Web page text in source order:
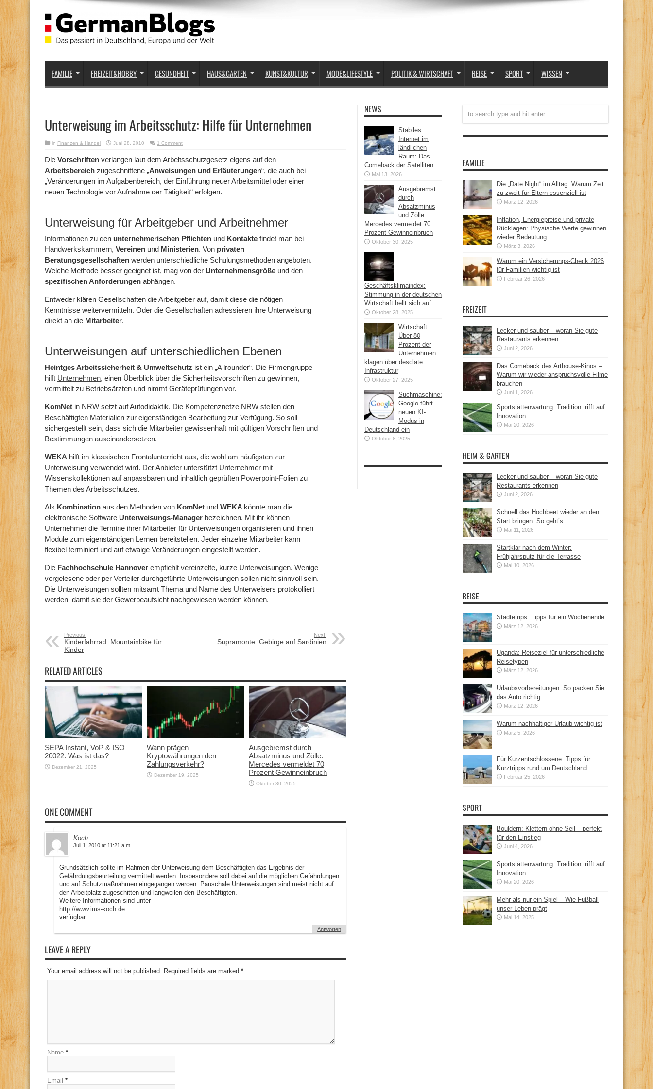
FAMILIE FREIZEIT&HOBBY GESUNDHEIT HAUS&GARTEN KUNST&KULTUR MODE&LIFESTYLE POLITIK & WIRTSCHAFT REISE SPORT WISSEN
Unterweisung im Arbeitsschutz: Hilfe für Unternehmen
in Finanzen & Handel Juni 28, 2010 1 Comment
Die Vorschriften verlangen laut dem Arbeitsschutzgesetz eigens auf den
Arbeitsbereich zugeschnittene „Anweisungen und Erläuterungen“, die auch bei
„Veränderungen im Aufgabenbereich, der Einführung neuer Arbeitsmittel oder einer
neuen Technologie vor Aufnahme der Tätigkeit“ erfolgen.
Unterweisung für Arbeitgeber und Arbeitnehmer
Informationen zu den unternehmerischen Pflichten und Kontakte findet man bei
Handwerkskammern, Vereinen und Ministerien. Von privaten
Beratungsgesellschaften werden unterschiedliche Schulungsmethoden angeboten.
Welche Methode besser geeignet ist, mag von der Unternehmensgröße und den
spezifischen Anforderungen abhängen.
Entweder klären Gesellschaften die Arbeitgeber auf, damit diese die nötigen
Kenntnisse weitervermitteln. Oder die Gesellschaften adressieren ihre Unterweisung
direkt an die Mitarbeiter.
Unterweisungen auf unterschiedlichen Ebenen
Heintges Arbeitssicherheit & Umweltschutz ist ein „Allrounder“. Die Firmengruppe
hilft Unternehmen, einen Überblick über die Sicherheitsvorschriften zu gewinnen,
vermittelt zu Betriebsärzten und nimmt Geräteprüfungen vor.
KomNet in NRW setzt auf Autodidaktik. Die Kompetenznetze NRW stellen den
Beschäftigten Materialien zur eigenständigen Bearbeitung zur Verfügung. So soll
sichergestellt sein, dass sich die Mitarbeiter gewissenhaft mit gültigen Vorschriften und
Bestimmungen auseinandersetzen.
WEKA hilft im klassischen Frontalunterricht aus, die wohl am häufigsten zur
Unterweisung verwendet wird. Der Anbieter unterstützt Unternehmer mit
Wissenskollektionen auf anpassbaren und inhaltlich geprüften Powerpoint-Folien zu
Themen des Arbeitsschutzes.
Als Kombination aus den Methoden von KomNet und WEKA könnte man die
elektronische Software Unterweisungs-Manager bezeichnen. Mit ihr können
Unternehmer die Termine ihrer Mitarbeiter für Unterweisungen organisieren und ihnen
Module zum eigenständigen Lernen bereitstellen. Jeder einzelne Mitarbeiter kann
flexibel terminiert und auf etwaige Veränderungen eingestellt werden.
Die Fachhochschule Hannover empfiehlt vereinzelte, kurze Unterweisungen. Wenige
vorgelesene oder per Verteiler durchgeführte Unterweisungen sollen nicht sinnvoll sein.
Die Unterweisungen sollten mitsamt Thema und Name des Unterweisers protokolliert
werden, damit sie der Gewerbeaufsicht nachgewiesen werden können.
Previous:
Kinderfahrrad: Mountainbike für
Kinder
Next:
Supramonte: Gebirge auf Sardinien
RELATED ARTICLES
SEPA Instant, VoP & ISO
20022: Was ist das?
Dezember 21, 2025
Wann prägen
Kryptowährungen den
Zahlungsverkehr?
Dezember 19, 2025
Ausgebremst durch
Absatzminus und Zölle:
Mercedes vermeldet 70
Prozent Gewinneinbruch
Oktober 30, 2025
ONE COMMENT
Koch
Juli 1, 2010 at 11:21 a.m.
Grundsätzlich sollte im Rahmen der Unterweisung dem Beschäftigten das Ergebnis der
Gefährdungsbeurteilung vermittelt werden. Insbesondere soll dabei auf die möglichen Gefährdungen
und auf Schutzmaßnahmen eingegangen werden. Pauschale Unterweisungen sind meist nicht auf
den Arbeitplatz zugeschitten und langweilen den Beschäftigten.
Weitere Informationen sind unter
http://www.ims-koch.de
verfügbar
Antworten
LEAVE A REPLY
Your email address will not be published. Required fields are marked *
Name *
Email *
NEWS
Stabiles
Internet im
ländlichen
Raum: Das
Comeback der Satelliten
Mai 13, 2026
Ausgebremst
durch
Absatzminus
und Zölle:
Mercedes vermeldet 70
Prozent Gewinneinbruch
Oktober 30, 2025
Geschäftsklimaindex:
Stimmung in der deutschen
Wirtschaft hellt sich auf
Oktober 28, 2025
Wirtschaft:
Über 80
Prozent der
Unternehmen
klagen über desolate
Infrastruktur
Oktober 27, 2025
Suchmaschine:
Google führt
neuen KI-
Modus in
Deutschland ein
Oktober 8, 2025
FAMILIE
Die „Date Night“ im Alltag: Warum Zeit
zu zweit für Eltern essenziell ist
März 12, 2026
Inflation, Energiepreise und private
Rücklagen: Physische Werte gewinnen
wieder Bedeutung
März 3, 2026
Warum ein Versicherungs-Check 2026
für Familien wichtig ist
Februar 26, 2026
FREIZEIT
Lecker und sauber – woran Sie gute
Restaurants erkennen
Juni 2, 2026
Das Comeback des Arthouse-Kinos –
Warum wir wieder anspruchsvolle Filme
brauchen
Juni 1, 2026
Sportstättenwartung: Tradition trifft auf
Innovation
Mai 20, 2026
HEIM & GARTEN
Lecker und sauber – woran Sie gute
Restaurants erkennen
Juni 2, 2026
Schnell das Hochbeet wieder an den
Start bringen: So geht’s
Mai 11, 2026
Startklar nach dem Winter:
Frühjahrsputz für die Terrasse
Mai 10, 2026
REISE
Städtetrips: Tipps für ein Wochenende
März 12, 2026
Uganda: Reiseziel für unterschiedliche
Reisetypen
März 12, 2026
Urlaubsvorbereitungen: So packen Sie
das Auto richtig
März 12, 2026
Warum nachhaltiger Urlaub wichtig ist
März 5, 2026
Für Kurzentschlossene: Tipps für
Kurztripps rund um Deutschland
Februar 25, 2026
SPORT
Bouldern: Klettern ohne Seil – perfekt
für den Einstieg
Juni 4, 2026
Sportstättenwartung: Tradition trifft auf
Innovation
Mai 20, 2026
Mehr als nur ein Spiel – Wie Fußball
unser Leben prägt
Mai 14, 2025